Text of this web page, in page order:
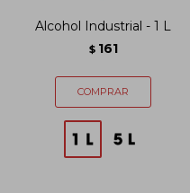
Alcohol Industrial - 1 L
$ 161